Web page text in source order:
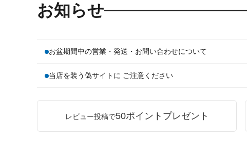
お知らせ
お盆期間中の営業・発送・お問い合わせについて
当店を装う偽サイトに ご注意ください
レビュー投稿で50ポイントプレゼント